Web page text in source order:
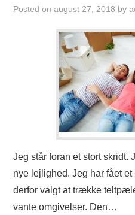
Posted onaugust 27, 2018 by
Jeg står foran et stort skridt.
nye lejlighed. Jeg har fået
derfor valgt at trække
vante omgivelser. Den…